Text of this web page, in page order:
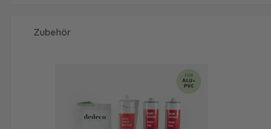
Produktgalerie überspringen
Zubehör